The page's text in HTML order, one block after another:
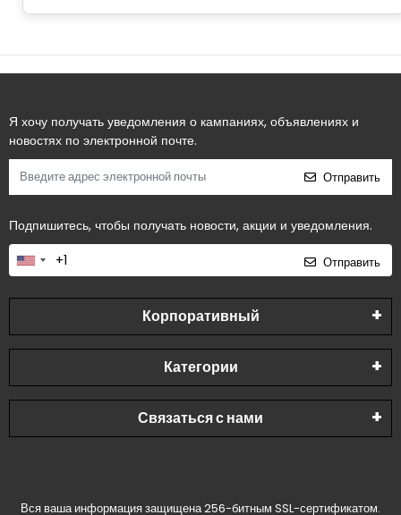
Я хочу получать уведомления о кампаниях, объявлениях и
новостях по электронной почте.
Отправить
Подпишитесь, чтобы получать новости, акции и уведомления.
Отправить
Корпоративный
Категории
Связаться с нами
Вся ваша информация защищена 256-битным SSL-сертификатом.